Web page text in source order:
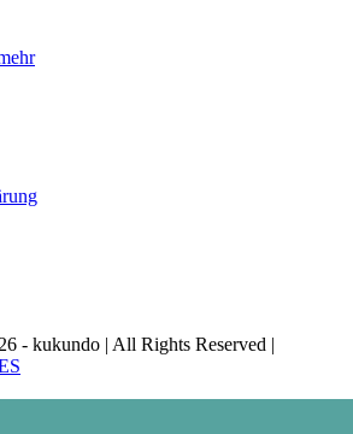
- kukundo | All Rights Reserved |